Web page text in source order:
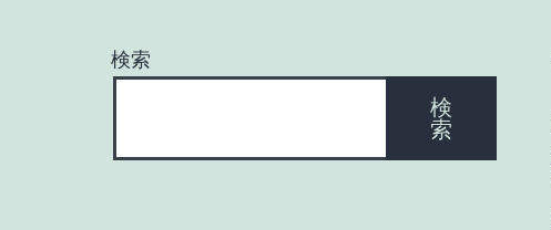
ー
ョ
検索
検
索